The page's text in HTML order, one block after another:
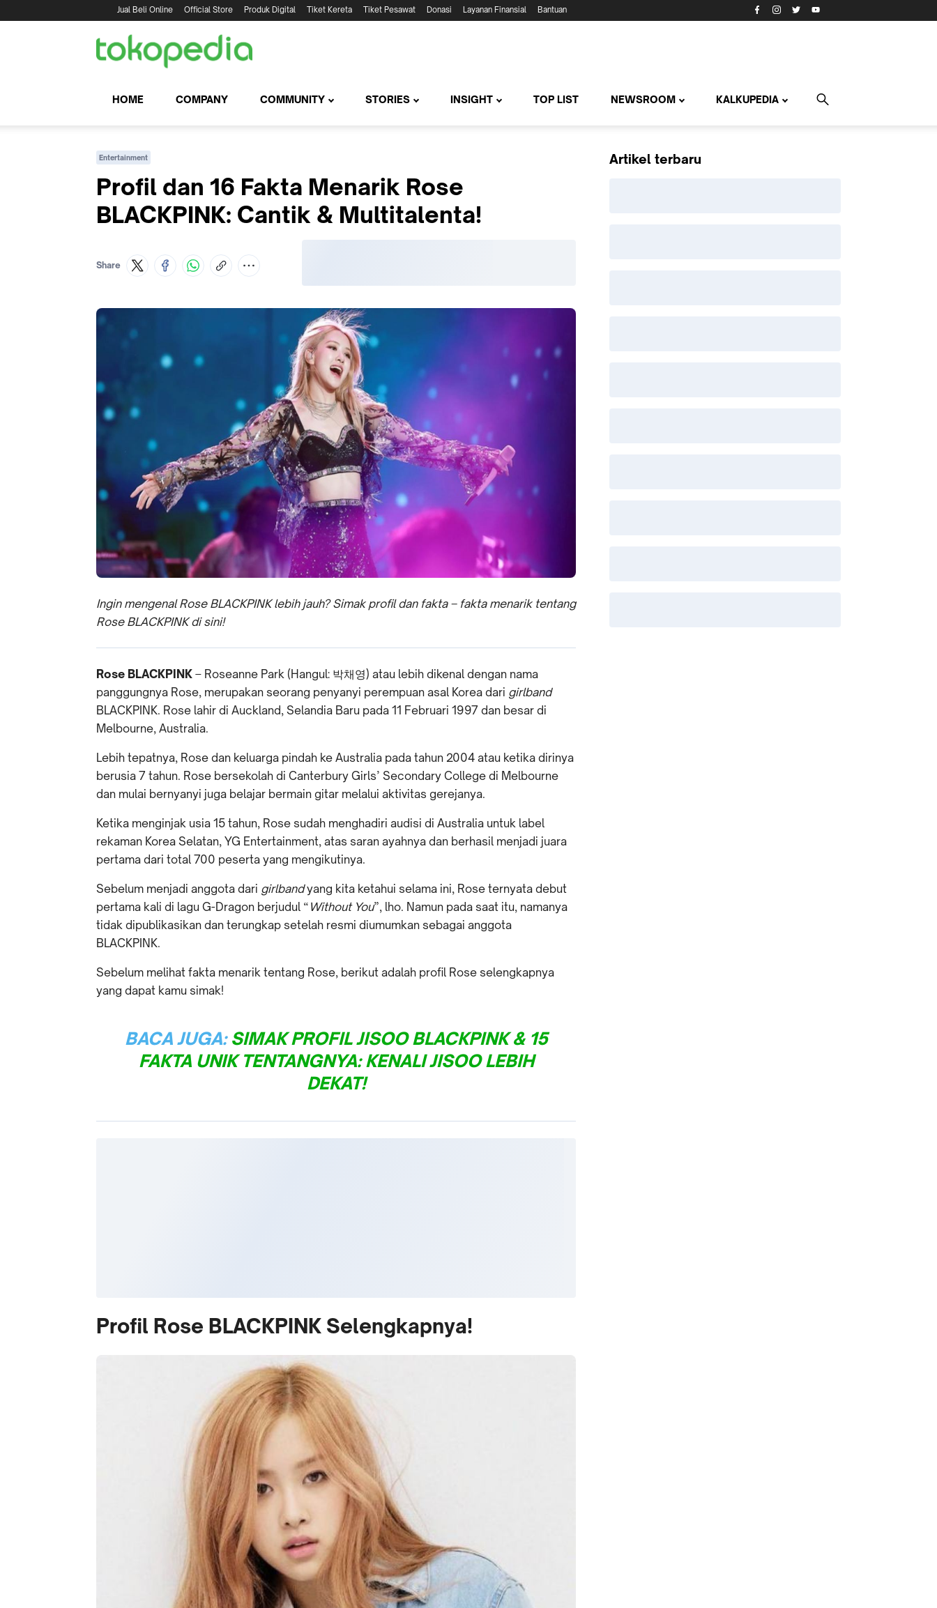
Jual Beli Online Official Store Produk Digital Tiket Kereta Tiket Pesawat Donasi Layanan Finansial Bantuan
HOME COMPANY COMMUNITY STORIES INSIGHT TOP LIST NEWSROOM KALKUPEDIA
Entertainment
Profil dan 16 Fakta Menarik Rose
BLACKPINK: Cantik & Multitalenta!
Share
Ingin mengenal Rose BLACKPINK lebih jauh? Simak profil dan fakta – fakta menarik tentang
Rose BLACKPINK di sini!
Rose BLACKPINK – Roseanne Park (Hangul: 박채영) atau lebih dikenal dengan nama
panggungnya Rose, merupakan seorang penyanyi perempuan asal Korea dari girlband
BLACKPINK. Rose lahir di Auckland, Selandia Baru pada 11 Februari 1997 dan besar di
Melbourne, Australia.
Lebih tepatnya, Rose dan keluarga pindah ke Australia pada tahun 2004 atau ketika dirinya
berusia 7 tahun. Rose bersekolah di Canterbury Girls’ Secondary College di Melbourne
dan mulai bernyanyi juga belajar bermain gitar melalui aktivitas gerejanya.
Ketika menginjak usia 15 tahun, Rose sudah menghadiri audisi di Australia untuk label
rekaman Korea Selatan, YG Entertainment, atas saran ayahnya dan berhasil menjadi juara
pertama dari total 700 peserta yang mengikutinya.
Sebelum menjadi anggota dari girlbandyang kita ketahui selama ini, Rose ternyata debut
pertama kali di lagu G-Dragon berjudul “ Without You”, lho. Namun pada saat itu, namanya
tidak dipublikasikan dan terungkap setelah resmi diumumkan sebagai anggota
BLACKPINK.
Sebelum melihat fakta menarik tentang Rose, berikut adalah profil Rose selengkapnya
yang dapat kamu simak!
BACA JUGA: SIMAK PROFIL JISOO BLACKPINK & 15
FAKTA UNIK TENTANGNYA: KENALI JISOO LEBIH
DEKAT!
Profil Rose BLACKPINK Selengkapnya!
Artikel terbaru